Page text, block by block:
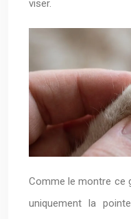
viser.
Comme le montre ce
uniquement la